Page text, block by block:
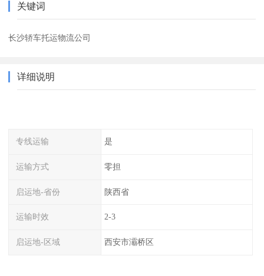
关键词
长沙轿车托运物流公司
详细说明
专线运输 是
运输方式 零担
启运地-省份 陕西省
运输时效 2-3
启运地-区域 西安市灞桥区